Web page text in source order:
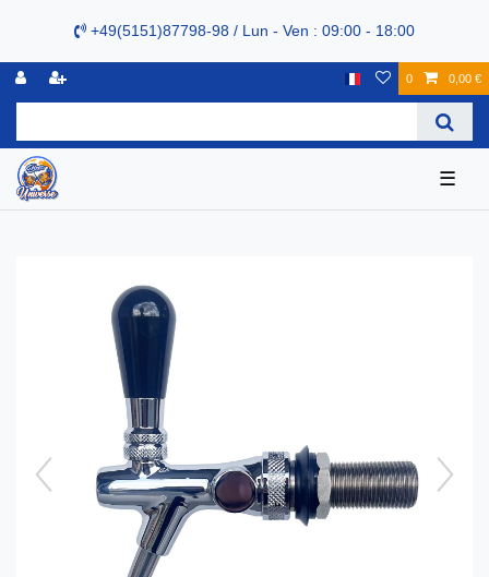
+49(5151)87798-98 / Lun - Ven : 09:00 - 18:00
0 0,00 €
☰